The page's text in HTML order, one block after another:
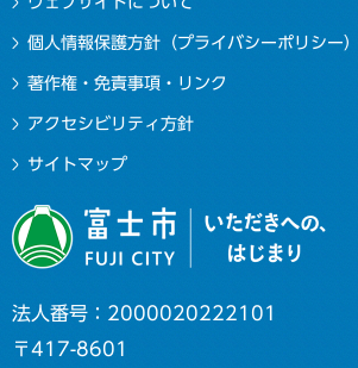
個人情報保護方針（プライバシーポリシー）
著作権・免責事項・リンク
アクセシビリティ方針
サイトマップ
法人番号：2000020222101
〒417-8601